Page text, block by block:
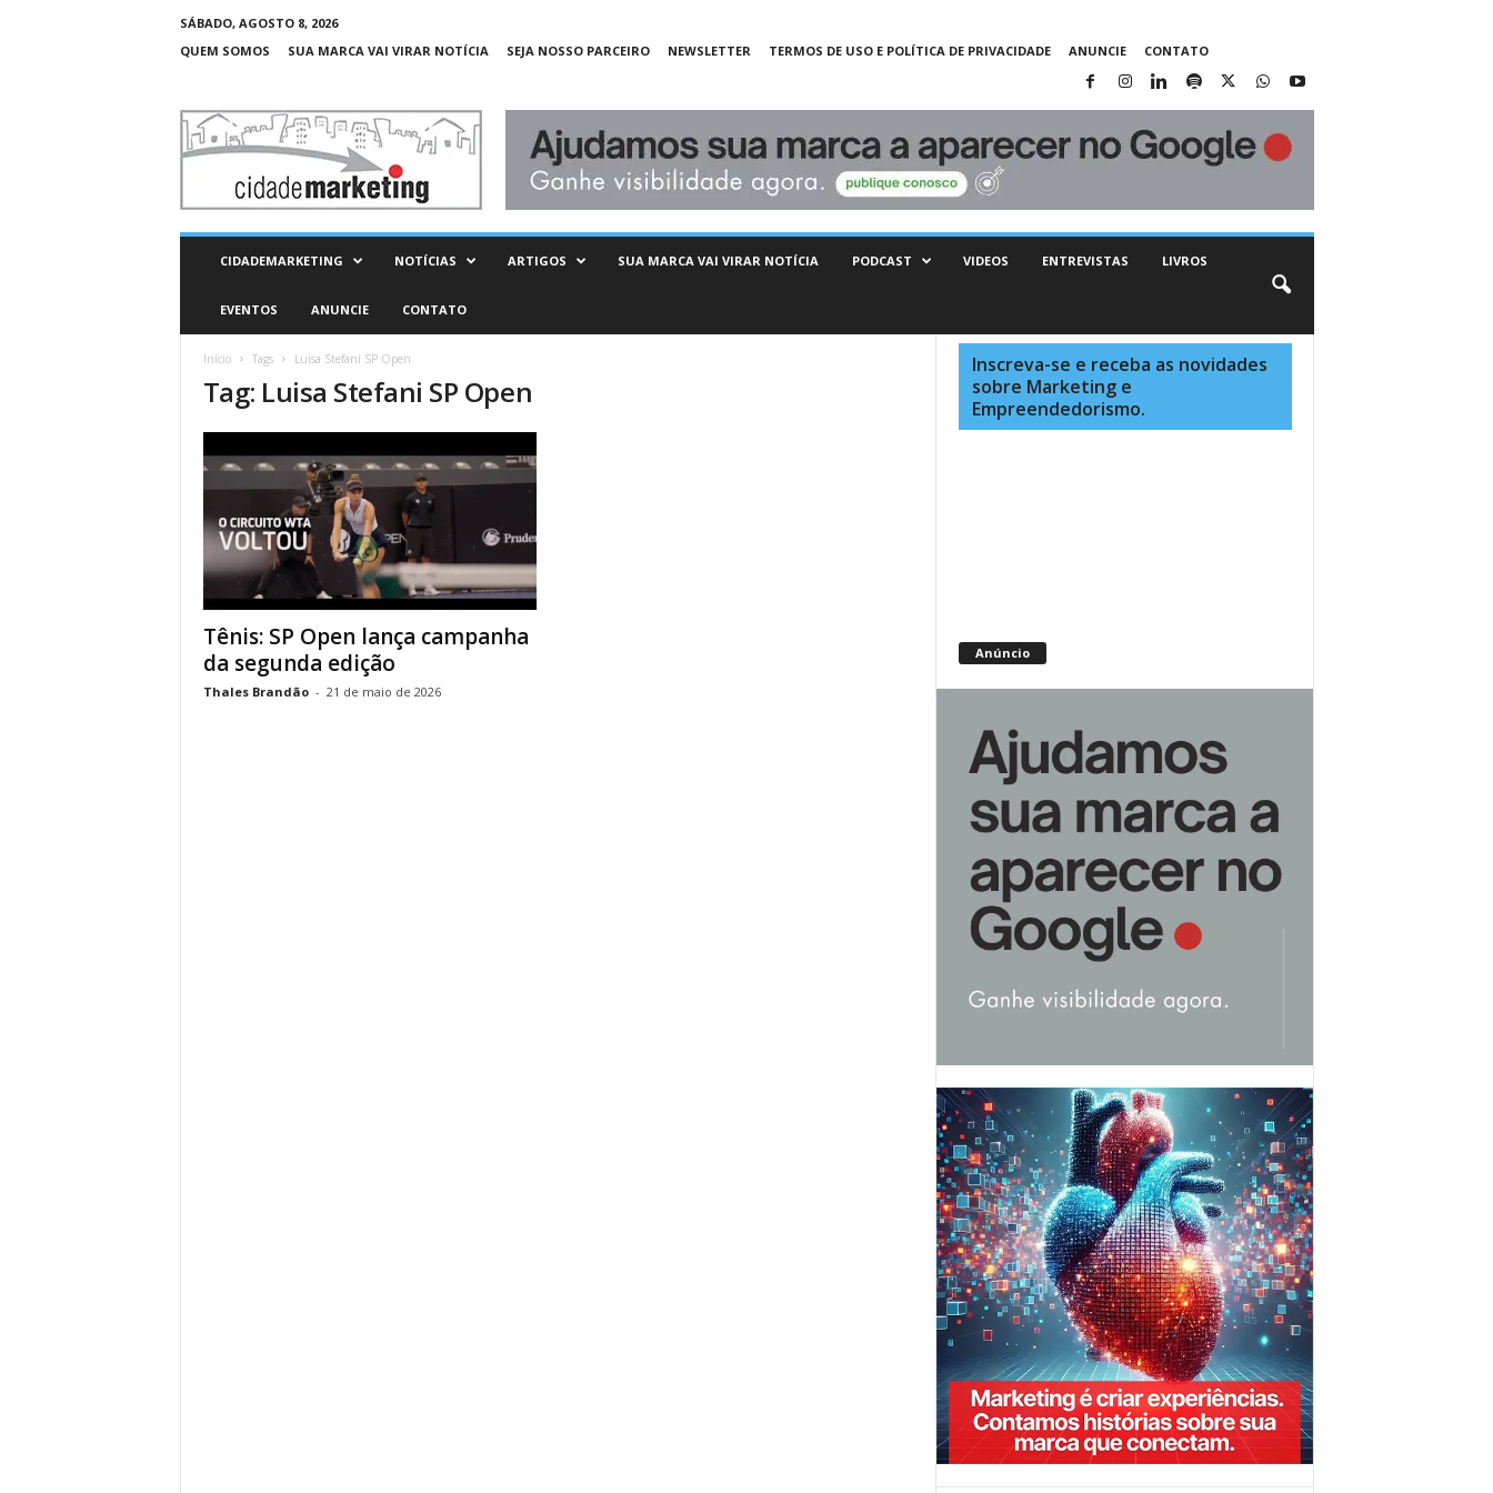
SÁBADO, AGOSTO 8, 2026
QUEM SOMOS
SUA MARCA VAI VIRAR NOTÍCIA SEJA NOSSO PARCEIRO NEWSLETTER TERMOS DE USO E POLÍTICA DE PRIVACIDADE ANUNCIE CONTATO
C
d
CIDADEMARKETING NOTÍCIAS ARTIGOS SUA MARCA VAI VIRAR NOTÍCIA PODCAST VIDEOS ENTREVISTAS LIVROS
EVENTOS ANUNCIE CONTATO
Início Tags Luisa Stefani SP Open
Tag: Luisa Stefani SP Open
Tênis: SP Open lança campanha
da segunda edição
Thales Brandão - 21 de maio de 2026
Inscreva-se e receba as novidades
sobre Marketing e
Empreendedorismo.
Anúncio